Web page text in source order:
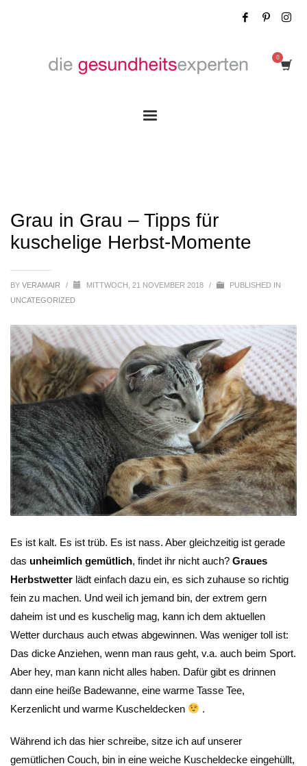
Grau in Grau – Tipps für
kuschelige Herbst-Momente
BY VERAMAIR / MITTWOCH, 21 NOVEMBER 2018 /
PUBLISHED IN
UNCATEGORIZED
Es ist kalt. Es ist trüb. Es ist nass. Aber gleichzeitig ist gerade
das unheimlich gemütlich, findet ihr nicht auch? Graues
Herbstwetter lädt einfach dazu ein, es sich zuhause so richtig
fein zu machen. Und weil ich jemand bin, der extrem gern
daheim ist und es kuschelig mag, kann ich dem aktuellen
Wetter durchaus auch etwas abgewinnen. Was weniger toll ist:
Das dicke Anziehen, wenn man raus geht, v.a. auch beim Sport.
Aber hey, man kann nicht alles haben. Dafür gibt es drinnen
dann eine heiße Badewanne, eine warme Tasse Tee,
Kerzenlicht und warme Kuscheldecken
.
Während ich das hier schreibe, sitze ich auf unserer
gemütlichen Couch, bin in eine weiche Kuscheldecke eingehüllt,